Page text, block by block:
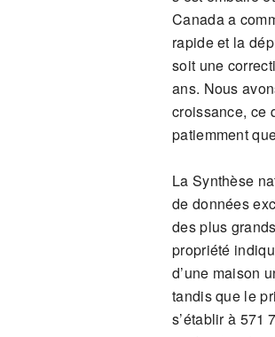
Canada a
rapide et la
soit une
ans. Nous
croissance, ce
patiemment
La Synthèse
de données
des plus
propriété
d’une maison
tandis que le
s’établir à 571